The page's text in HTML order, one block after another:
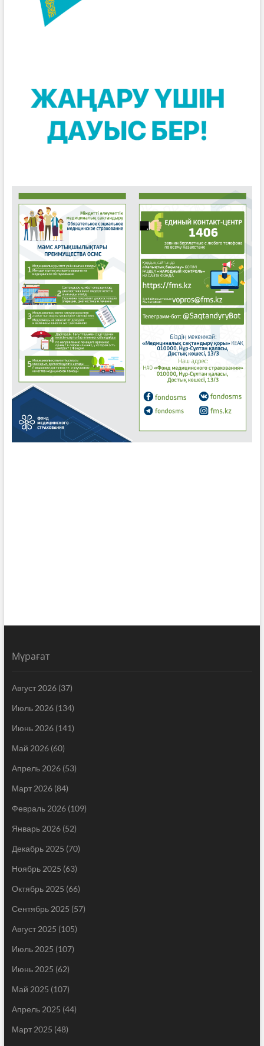
Мұрағат
Август 2026(37)
Июль 2026(134)
Июнь 2026(141)
Май 2026(60)
Апрель 2026(53)
Март 2026(84)
Февраль 2026(109)
Январь 2026(52)
Декабрь 2025 (70)
Ноябрь 2025 (63)
Октябрь 2025 (66)
Сентябрь 2025 (57)
Август 2025 (105)
Июль 2025 (107)
Июнь 2025 (62)
Май 2025 (107)
Апрель 2025 (44)
Март 2025 (48)